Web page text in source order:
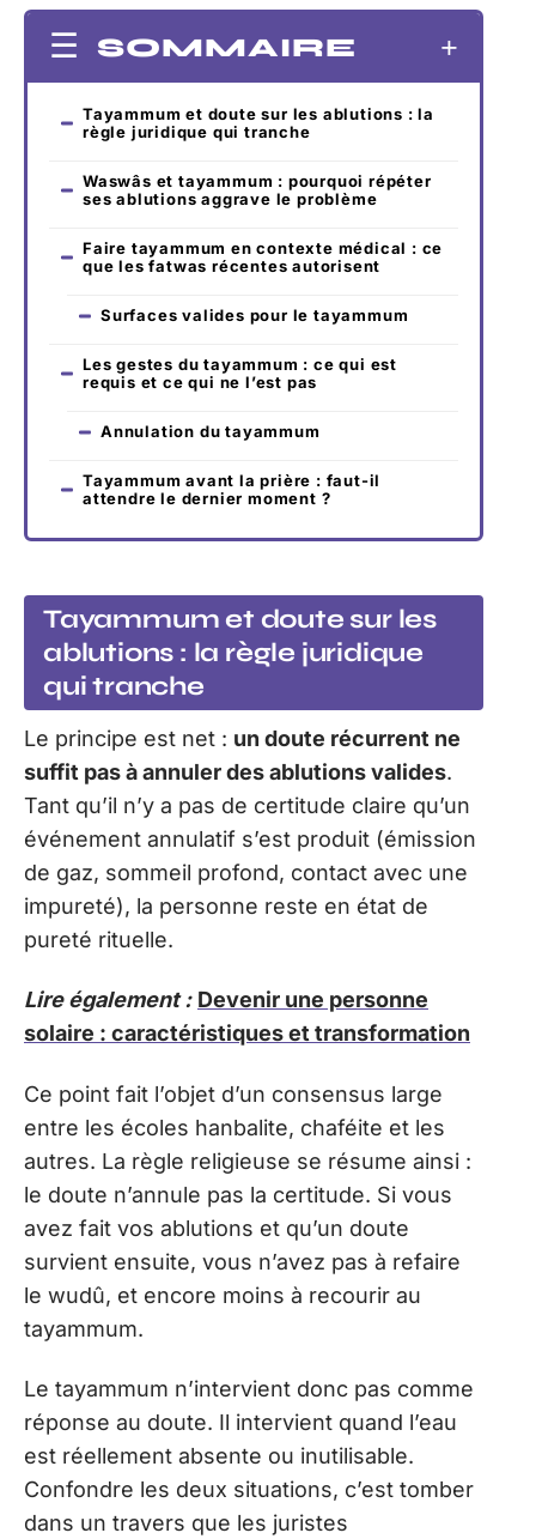
SOMMAIRE
Tayammum et doute sur les ablutions : la
règle juridique qui tranche
Waswâs et tayammum : pourquoi répéter
ses ablutions aggrave le problème
Faire tayammum en contexte médical : ce
que les fatwas récentes autorisent
Surfaces valides pour le tayammum
Les gestes du tayammum : ce qui est
requis et ce qui ne l’est pas
Annulation du tayammum
Tayammum avant la prière : faut-il
attendre le dernier moment ?
Tayammum et doute sur les
ablutions : la règle juridique
qui tranche
Le principe est net : un doute récurrent ne
suffit pas à annuler des ablutions valides.
Tant qu’il n’y a pas de certitude claire qu’un
événement annulatif s’est produit (émission
de gaz, sommeil profond, contact avec une
impureté), la personne reste en état de
pureté rituelle.
Lire également : Devenir une personne
solaire : caractéristiques et transformation
Ce point fait l’objet d’un consensus large
entre les écoles hanbalite, chaféite et les
autres. La règle religieuse se résume ainsi :
le doute n’annule pas la certitude. Si vous
avez fait vos ablutions et qu’un doute
survient ensuite, vous n’avez pas à refaire
le wudû, et encore moins à recourir au
tayammum.
Le tayammum n’intervient donc pas comme
réponse au doute. Il intervient quand l’eau
est réellement absente ou inutilisable.
Confondre les deux situations, c’est tomber
dans un travers que les juristes